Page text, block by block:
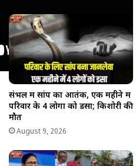
संभल में सांप का आतंक, एक महीने में
परिवार के 4 लोगों को डसा; किशोरी की
मौत
August 9, 2026